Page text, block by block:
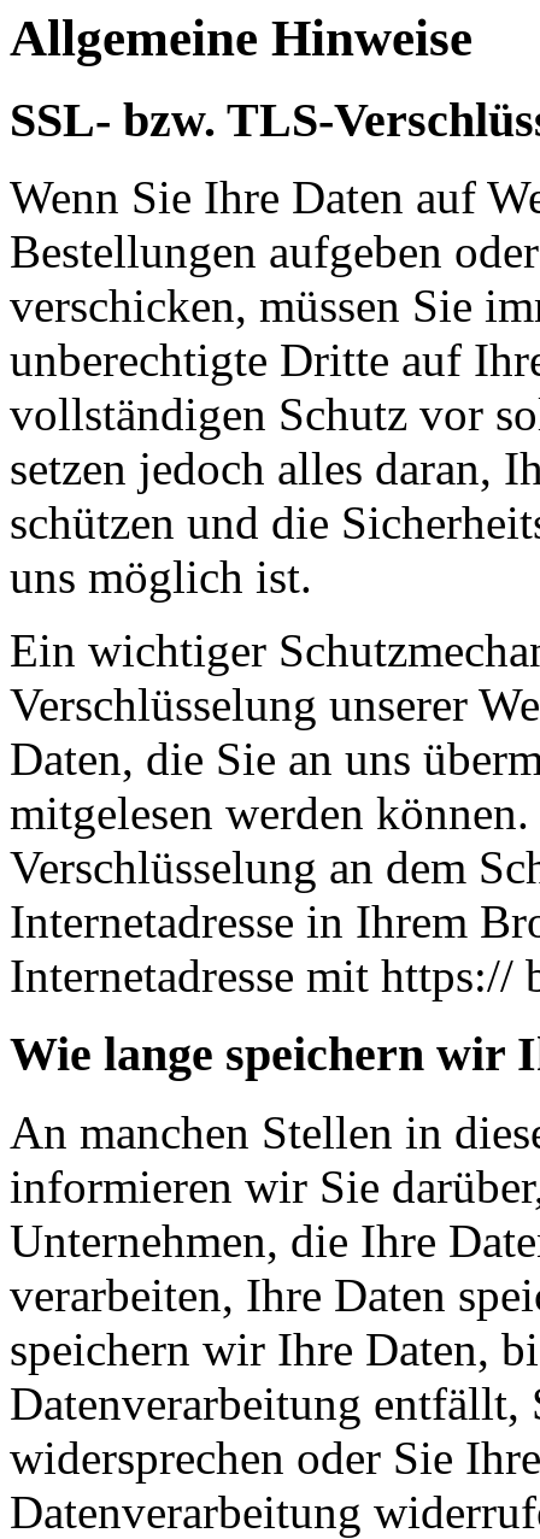
Allgemeine Hinweise
SSL- bzw. TLS-
Wenn Sie Ihre Daten auf
Bestellungen aufgeben
verschicken, müssen Sie
unberechtigte Dritte auf
vollständigen Schutz vor
setzen jedoch alles daran,
schützen und die
uns möglich ist.
Ein wichtiger
Verschlüsselung unserer
Daten, die Sie an uns
mitgelesen werden
Verschlüsselung an dem
Internetadresse in Ihrem
Internetadresse mit
Wie lange speichern wir
An manchen Stellen in
informieren wir Sie
Unternehmen, die Ihre
verarbeiten, Ihre Daten
speichern wir Ihre Daten,
Datenverarbeitung entfällt,
widersprechen oder Sie
Datenverarbeitung